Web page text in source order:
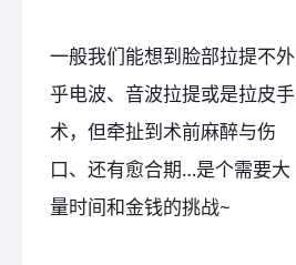
一般我们能想到脸部拉提不外
乎电波、音波拉提或是拉皮手
术，但牵扯到术前麻醉与伤
口、还有愈合期…是个需要大
量时间和金钱的挑战~